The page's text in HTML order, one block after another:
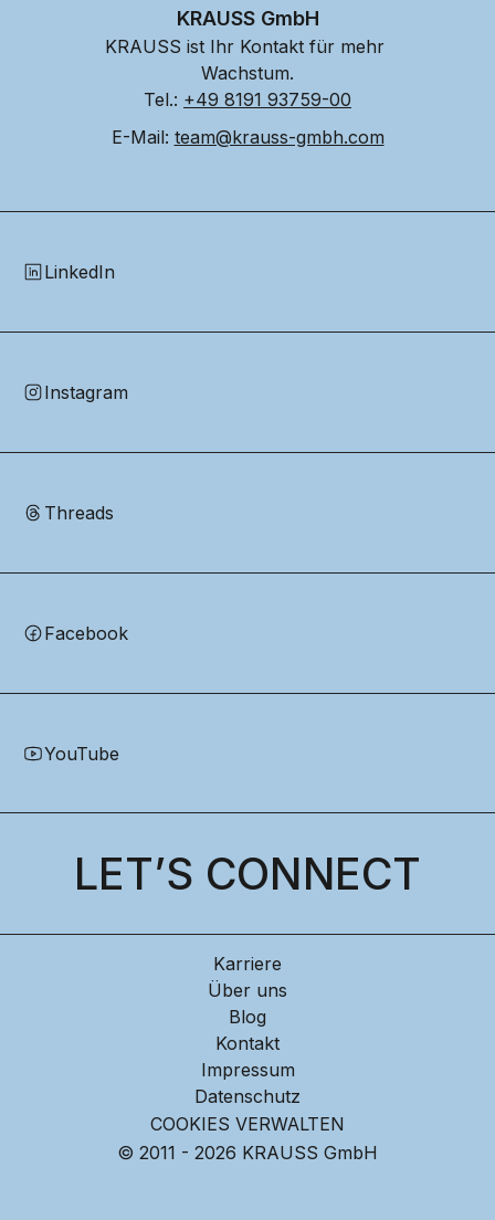
KRAUSS GmbH
KRAUSS ist Ihr Kontakt für mehr
Wachstum.
Tel.: +49 8191 93759-00
E-Mail: team@krauss-gmbh.com
LinkedIn
Instagram
Threads
Facebook
YouTube
LET’S CONNECT
Karriere
Über uns
Blog
Kontakt
Impressum
Datenschutz
COOKIES VERWALTEN
© 2011 - 2026 KRAUSS GmbH